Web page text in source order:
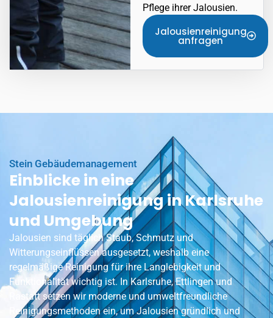
Pflege ihrer Jalousien.
Jalousienreinigung
anfragen
Stein Gebäudemanagement
Einblicke in eine
Jalousienreinigung in Karlsruhe
und Umgebung
Jalousien sind täglich Staub, Schmutz und
Witterungseinflüssen ausgesetzt, weshalb eine
regelmäßige Reinigung für ihre Langlebigkeit und
Funktionalität wichtig ist. In Karlsruhe,Ettlingenund
Rastatt setzen wir moderne und umweltfreundliche
Reinigungsmethoden ein, um Jalousien gründlich und